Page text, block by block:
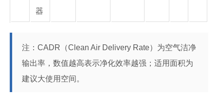
器
注：CADR（Clean Air Delivery Rate）为空气洁净
输出率，数值越高表示净化效率越强；适用面积为
建议大使用空间。